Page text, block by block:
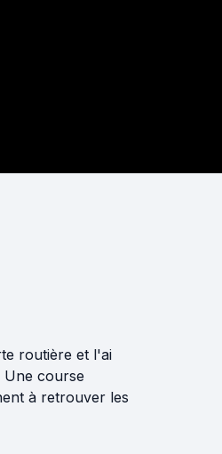
routière et l'ai
Une course
à retrouver les